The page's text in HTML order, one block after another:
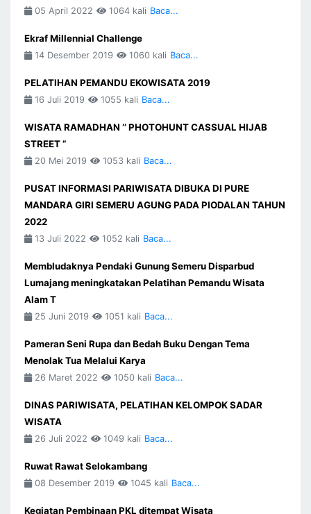
05 April 2022 1064 kali Baca...
Ekraf Millennial Challenge
14 Desember 2019 1060 kali Baca...
PELATIHAN PEMANDU EKOWISATA 2019
16 Juli 2019 1055 kali Baca...
WISATA RAMADHAN ‘’ PHOTOHUNT CASSUAL HIJAB
STREET ”
20 Mei 2019 1053 kali Baca...
PUSAT INFORMASI PARIWISATA DIBUKA DI PURE
MANDARA GIRI SEMERU AGUNG PADA PIODALAN TAHUN
2022
13 Juli 2022 1052 kali Baca...
Membludaknya Pendaki Gunung Semeru Disparbud
Lumajang meningkatakan Pelatihan Pemandu Wisata
Alam T
25 Juni 2019 1051 kali Baca...
Pameran Seni Rupa dan Bedah Buku Dengan Tema
Menolak Tua Melalui Karya
26 Maret 2022 1050 kali Baca...
DINAS PARIWISATA, PELATIHAN KELOMPOK SADAR
WISATA
26 Juli 2022 1049 kali Baca...
Ruwat Rawat Selokambang
08 Desember 2019 1045 kali Baca...
Kegiatan Pembinaan PKL ditempat Wisata